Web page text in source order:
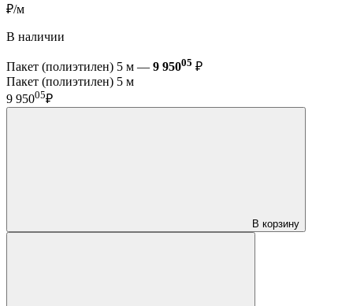
₽/м
В наличии
Пакет (полиэтилен) 5 м — 9 95005 ₽
Пакет (полиэтилен) 5 м
9 95005₽
В корзину